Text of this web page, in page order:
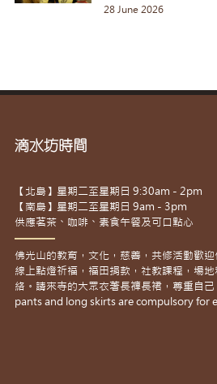
28 June 2026
滴水坊時間
【北島】星期二至星期日 9:30am - 2pm
【南島】星期二至星期日 9am - 3pm
供應茗茶、咖啡、素食午餐及可口點心
佛光山的教育，文化，慈善，共修活動歡
線上點燈祈福，福田捐款，社教課程，場
絡。請來寺的大眾衣著長褲長裙，尊重自
pants and long skirts are compulsory for